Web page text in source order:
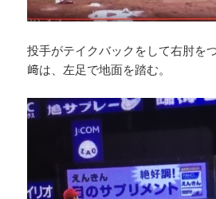
投手がテイクバックをして右肘を
﨑は、左足で地面を踏む。